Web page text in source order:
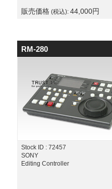
販売価格 (税込): 44,000円
RM-280
Stock ID : 72457
SONY
Editing Controller